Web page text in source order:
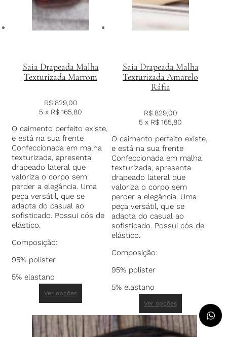
Saia Drapeada Malha
Texturizada Marrom
R$829,00
5 x R$ 165,80
O caimento perfeito existe,
e está na sua frente
Confeccionada em malha
texturizada, apresenta
drapeado lateral que
valoriza o corpo sem
perder a elegância. Uma
peça versátil, que se
adapta do casual ao
sofisticado. Possui cós de
elástico.
Composição:
95% polister
5% elastano
Ver opções
Saia Drapeada Malha
Texturizada Amarelo
Ráfia
R$829,00
5 x R$ 165,80
O caimento perfeito existe,
e está na sua frente
Confeccionada em malha
texturizada, apresenta
drapeado lateral que
valoriza o corpo sem
perder a elegância. Uma
peça versátil, que se
adapta do casual ao
sofisticado. Possui cós de
elástico.
Composição:
95% polister
5% elastano
Ver opções